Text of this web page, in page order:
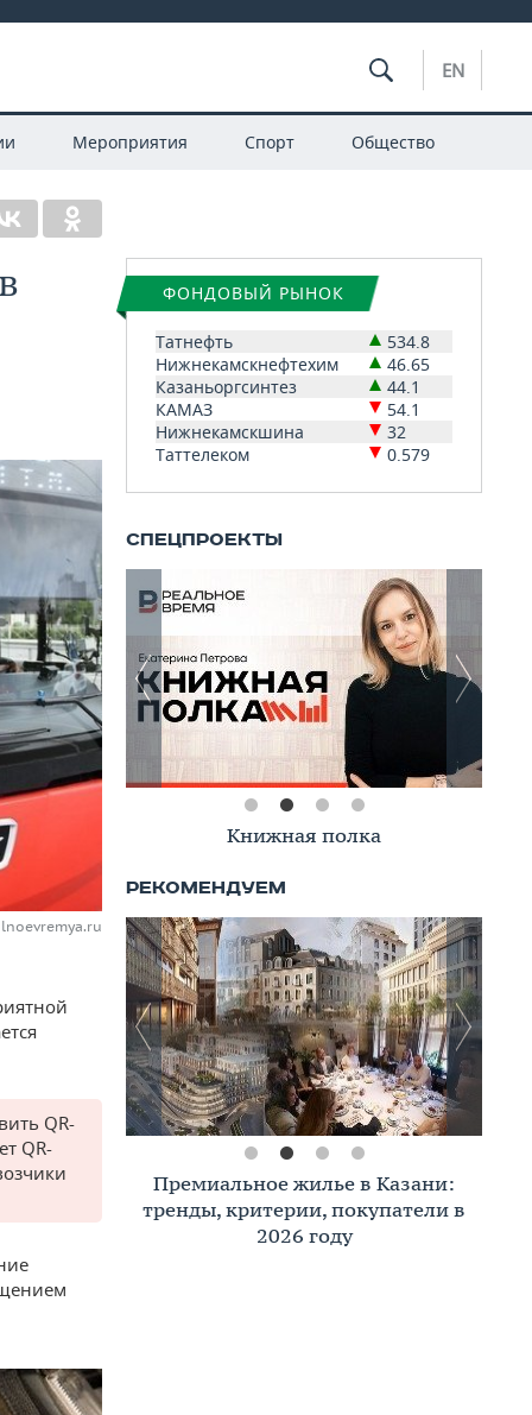
EN
Мероприятия Спорт Общество
QR-
QR-
ФОНДОВЫЙ РЫНОК
Татнефть
534.8
Нижнекамскнефтехим
46.65
Казаньоргсинтез
44.1
КАМАЗ
54.1
Нижнекамскшина
32
Таттелеком
0.579
Книжная полка
Премиальное жилье в Казани:
тренды, критерии, покупатели в
2026 году